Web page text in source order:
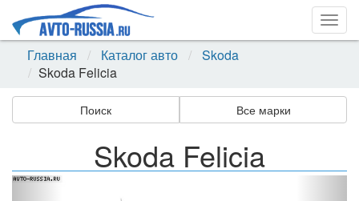
Главная
Каталог авто
Skoda
Skoda Felicia
Поиск Все марки
Skoda Felicia
Назад